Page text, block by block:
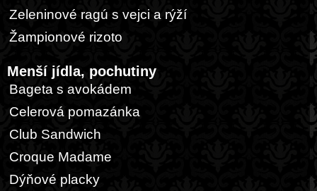
Zeleninové ragú s vejci a rýží
Žampionové rizoto
Menší jídla, pochutiny
Bageta s avokádem
Celerová pomazánka
Club Sandwich
Croque Madame
Dýňové placky